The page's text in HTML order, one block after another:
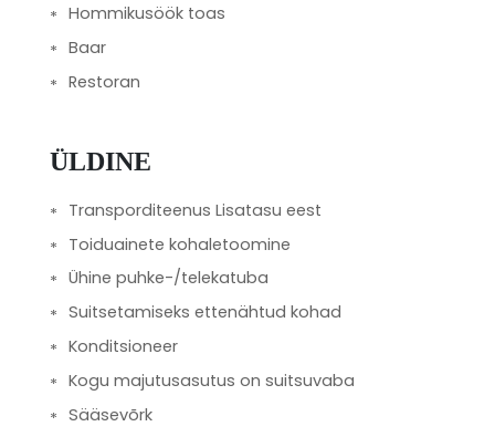
Hommikusöök toas
Baar
Restoran
ÜLDINE
Transporditeenus Lisatasu eest
Toiduainete kohaletoomine
Ühine puhke-/telekatuba
Suitsetamiseks ettenähtud kohad
Konditsioneer
Kogu majutusasutus on suitsuvaba
Sääsevõrk